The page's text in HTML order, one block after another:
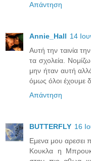
Απάντηση
Annie_Hall 14
Αυτή την ταινία
τα σχολεία.
μην ήταν αυτή
όμως όλοι έχουμε
Απάντηση
BUTTERFLY 16
Εμενα μου αρεσει
Κουκλα η